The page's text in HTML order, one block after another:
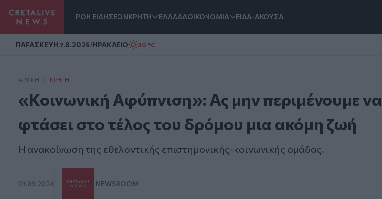
ΡΟΗ ΕΙΔΗΣΕΩΝΚΡΗΤΗ ΕΛΛΑΔΑΟΙΚΟΝΟΜΙΑ ΕΙΔΑ-ΑΚΟΥΣΑ
ΠΑΡΑΣΚΕΥΗ 7.8.2026/ΗΡΑΚΛΕΙΟ 30 °C
ΑΡΧΙΚΗ / ΚΡΉΤΗ
«Κοινωνική Αφύπνιση»: Ας μην περιμένουμε να
φτάσει στο τέλος του δρόμου μια ακόμη ζωή
Η ανακοίνωση της εθελοντικής επιστημονικής-κοινωνικής ομάδας.
01.09.2024 NEWSROOM